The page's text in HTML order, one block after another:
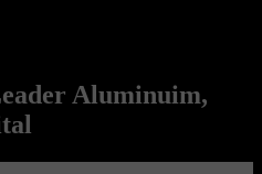
Aluminuim,